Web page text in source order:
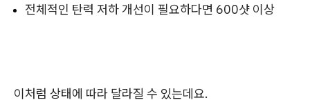
전체적인 탄력 저하 개선이 필요하다면 600샷 이상
이처럼 상태에 따라 달라질 수 있는데요.